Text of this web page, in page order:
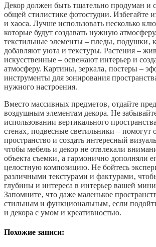
Декор должен быть тщательно продуман и
общей стилистике фотостудии. Избегайте
и хаоса. Лучше использовать несколько
которые будут создавать нужную
текстильные элементы – пледы‚ подушки‚
добавляют уюта и текстуры. Растения –
искусственные – освежают интерьер и
атмосферу. Картины‚ зеркала‚ постеры –
инструменты для зонирования
нужного настроения.
Вместо массивных предметов‚ отдайте
воздушным элементам декора. Не
использовании вертикального
стенах‚ подвесные светильники – помогут
пространство и создать интересный
чтобы мебель и декор не отвлекали
объекта съемки‚ а гармонично дополняли
целостную композицию. Не бойтесь
различными текстурами и фактурами‚
глубины и интереса в интерьер вашей
Запомните‚ что даже маленькое
стильным и функциональным‚ если
и декора с умом и креативностью.
Похожие записи: